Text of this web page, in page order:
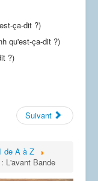
ça-dit ?)
qu'est-ça-dit ?)
?)
Suivant
de A à Z
L'avant Bande